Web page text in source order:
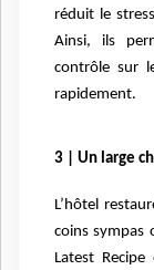
réduit le
Ainsi, ils
contrôle sur
rapidement.
3 | Un large
L’hôtel
coins sympas
Latest